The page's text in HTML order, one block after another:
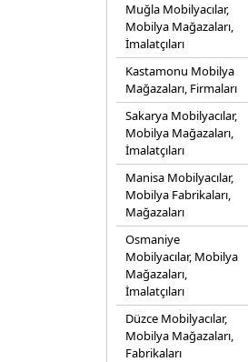
Muğla Mobilyacılar,
Mobilya Mağazaları,
İmalatçıları
Kastamonu Mobilya
Mağazaları, Firmaları
Sakarya Mobilyacılar,
Mobilya Mağazaları,
İmalatçıları
Manisa Mobilyacılar,
Mobilya Fabrikaları,
Mağazaları
Osmaniye
Mobilyacılar, Mobilya
Mağazaları,
İmalatçıları
Düzce Mobilyacılar,
Mobilya Mağazaları,
Fabrikaları